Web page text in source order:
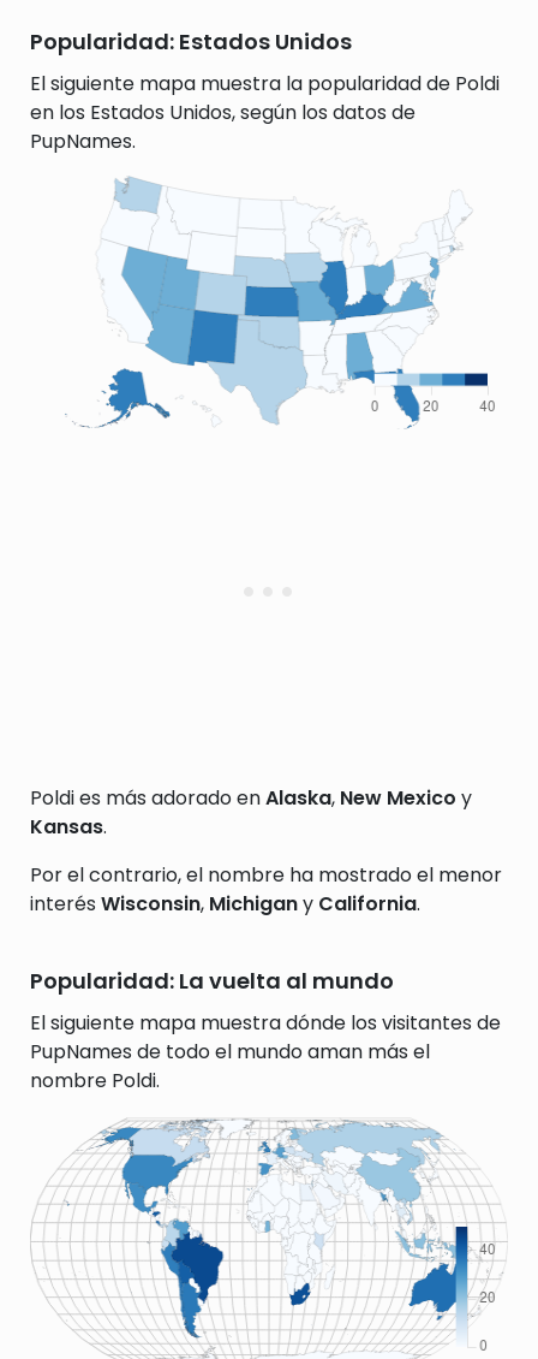
Popularidad: Estados Unidos
El siguiente mapa muestra la popularidad de Poldi
en los Estados Unidos, según los datos de
PupNames.
Poldi es más adorado enAlaska, New Mexico y
Kansas.
Por el contrario, el nombre ha mostrado el menor
interés Wisconsin, Michigany California.
Popularidad: La vuelta al mundo
El siguiente mapa muestra dónde los visitantes de
PupNames de todo el mundo aman más el
nombre Poldi.